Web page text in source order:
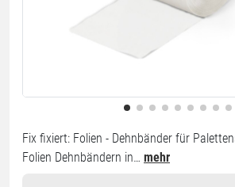
Fix fixiert: Folien - Dehnbänder für
Folien Dehnbändern in… mehr